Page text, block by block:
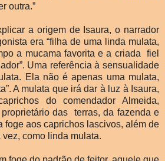
outra.”
a origem de Isaura, o narrador
era “filha de uma linda mulata,
a mucama favorita e a criada fiel
Uma referência à sensualidade
Ela não é apenas uma mulata,
A mulata que irá dar à luz à Isaura,
do comendador Almeida,
das terras, da fazenda e
foge aos caprichos lascivos, além de
como linda mulata.